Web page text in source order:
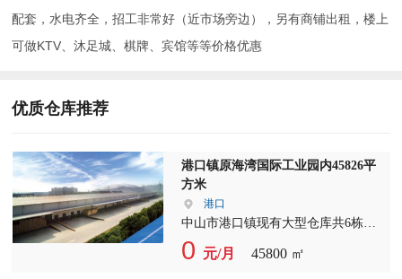
配套，水电齐全，招工非常好（近市场旁边），另有商铺出租，楼上
可做KTV、沐足城、棋牌、宾馆等等价格优惠
优质仓库推荐
港口镇原海湾国际工业园内45826平
方米
港口
中山市港口镇现有大型仓库共6栋单
层可任意分租分别为7359平方米
*5=367945平方米，另一栋为9031平
0 元/月 45800 ㎡